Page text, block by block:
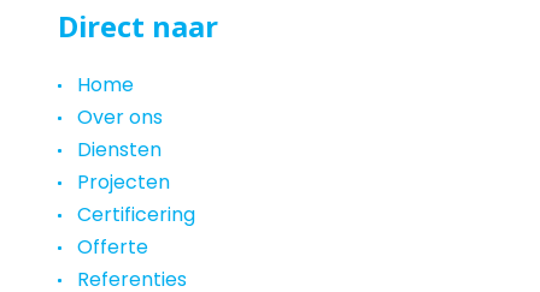
Direct naar
Home
Over ons
Diensten
Projecten
Certificering
Offerte
Referenties